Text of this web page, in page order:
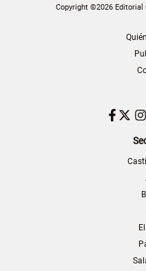
Copyright ©2026 Editorial